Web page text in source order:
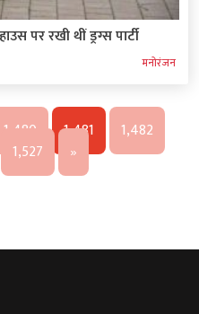
पर रखी थीं ड्रग्स पार्टी
मनोरंजन
1,480 1,481
1,482
1,527 »